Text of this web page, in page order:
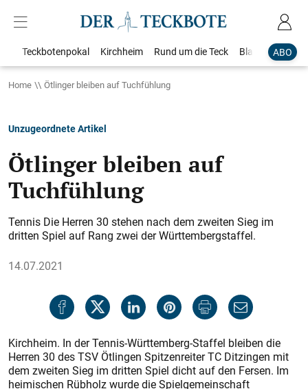
ABO
Teckbotenpokal Kirchheim Rund um die Teck Blaulicht
Home Ötlinger bleiben auf Tuchfühlung
Unzugeordnete Artikel
Ötlinger bleiben auf
Tuchfühlung
Tennis Die Herren 30 stehen nach dem zweiten Sieg im
dritten Spiel auf Rang zwei der Württembergstaffel.
14.07.2021
Kirchheim. In der Tennis-Württemberg-Staffel bleiben die
Herren 30 des TSV Ötlingen Spitzenreiter TC Ditzingen mit
dem zweiten Sieg im dritten Spiel dicht auf den Fersen. Im
heimischen Rübholz wurde die Spielgemeinschaft